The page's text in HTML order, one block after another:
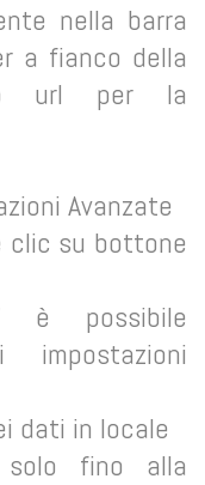
nella barra
a fianco della
url per la
Avanzate
clic su bottone
è possibile
dati in locale
fino alla